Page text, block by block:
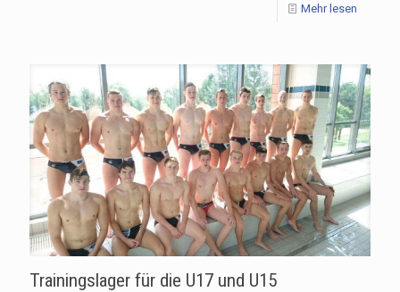
Mehr lesen
Trainingslager für die U17 und U15